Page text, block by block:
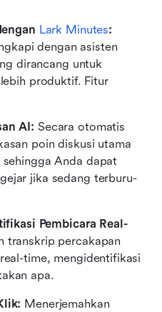
Lark Minutes:
dengan asisten
dirancang untuk
produktif. Fitur
AI: Secara otomatis
poin diskusi utama
Anda dapat
jika sedang terburu-
Pembicara Real-
transkrip percakapan
time, mengidentifikasi
apa.
Menerjemahkan